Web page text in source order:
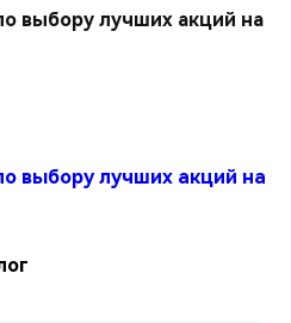
выбору лучших акций на
выбору лучших акций на